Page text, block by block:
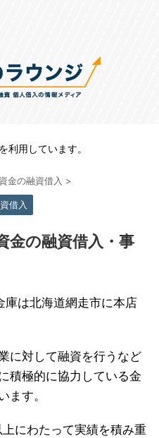
利用しています。
金の融資借入 >
借入
金の融資借入・事
は北海道網走市に本店
に対して融資を行うなど
積極的に協力している金
ます。
にわたって実績を積み重